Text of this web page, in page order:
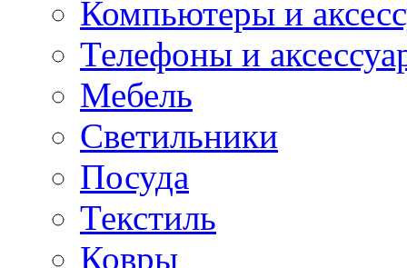
Компьютеры и
Телефоны и
Мебель
Светильники
Посуда
Текстиль
Ковры